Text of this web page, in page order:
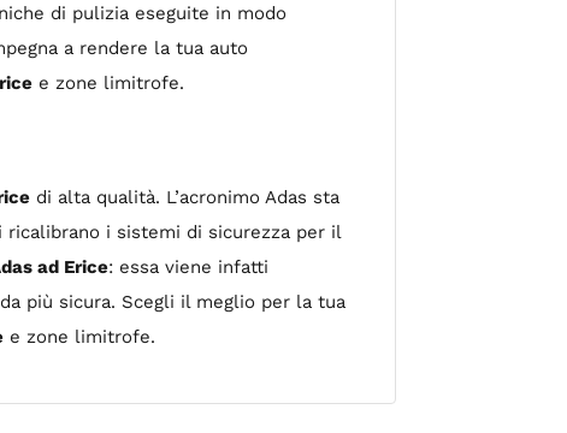
di pulizia eseguite in modo
a rendere la tua auto
e zone limitrofe.
di alta qualità. L’acronimo Adas sta
ricalibrano i sistemi di sicurezza per il
ad Erice: essa viene infatti
più sicura. Scegli il meglio per la tua
e zone limitrofe.